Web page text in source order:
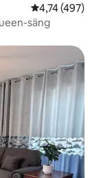
4,74 av 5 i
4,74 (497)
säng